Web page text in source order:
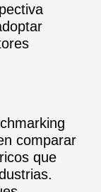
comparar
que